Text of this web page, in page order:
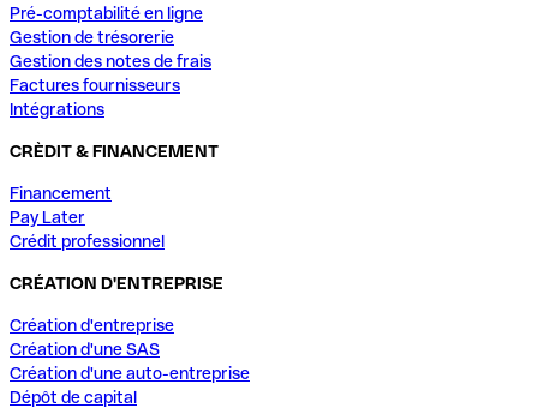
Pré-comptabilité en ligne
Gestion de trésorerie
Gestion des notes de frais
Factures fournisseurs
Intégrations
CRÈDIT & FINANCEMENT
Financement
Pay Later
Crédit professionnel
CRÉATION D'ENTREPRISE
Création d'entreprise
Création d'une SAS
Création d'une auto-entreprise
Dépôt de capital